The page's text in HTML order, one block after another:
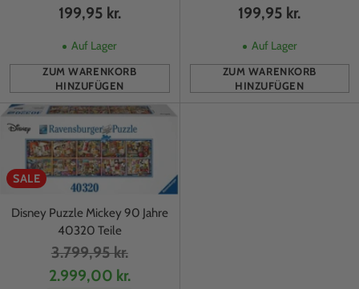
199,95 kr.
Auf Lager
ZUM WARENKORB
HINZUFÜGEN
Anzahl
199,95 kr.
Auf Lager
ZUM WARENKORB
HINZUFÜGEN
Anzahl
SALE
Disney Puzzle Mickey 90 Jahre
40320 Teile
Normaler
Preis
3.799,95 kr.
2.999,00 kr.